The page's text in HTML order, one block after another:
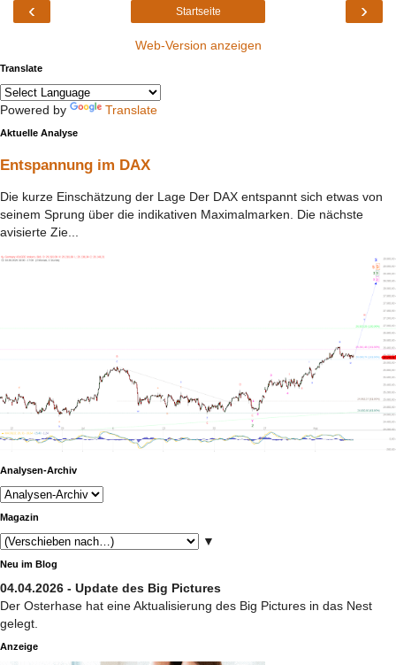
‹ ›
Startseite
Web-Version anzeigen
Translate
Powered by Translate
Aktuelle Analyse
Entspannung im DAX
Die kurze Einschätzung der Lage Der DAX entspannt sich etwas von
seinem Sprung über die indikativen Maximalmarken. Die nächste
avisierte Zie...
Analysen-Archiv
Magazin
▼
Neu im Blog
04.04.2026 - Update des Big Pictures
Der Osterhase hat eine Aktualisierung des Big Pictures in das Nest
gelegt.
Anzeige